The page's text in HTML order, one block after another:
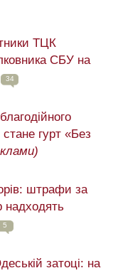
ТЦК
СБУ на
34
гурт «Без
штрафи за
надходять
5
затоці: на